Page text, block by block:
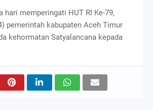
hari memperingati HUT RI Ke-79,
pemerintah kabupaten Aceh Timur
kehormatan Satyalancana kepada